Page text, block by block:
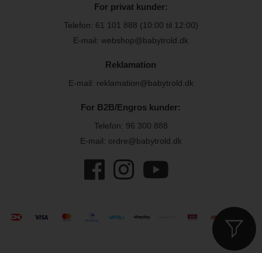
For privat kunder:
Telefon: 61 101 888 (10:00 til 12:00)
E-mail: webshop@babytrold.dk
Reklamation
E-mail: reklamation@babytrold.dk
For B2B/Engros kunder:
Telefon: 96 300 888
E-mail: ordre@babytrold.dk